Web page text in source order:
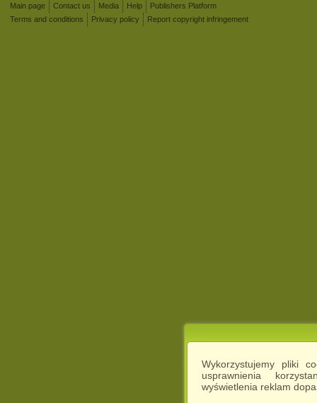
Wykorzystujemy pliki
usprawnienia
wyświetlenia reklam
Main page Contact us Media Help
Publishers Platform
Terms and conditions
Privacy policy Report copyright infringement